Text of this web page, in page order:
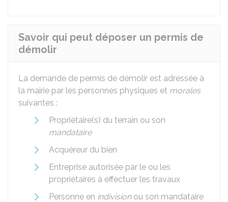
Savoir qui peut déposer un permis de
démolir
La demande de permis de démolir est adressée à
la mairie par les personnes physiques et morales
suivantes :
Propriétaire(s) du terrain ou son
mandataire
Acquéreur du bien
Entreprise autorisée par le ou les
propriétaires à effectuer les travaux
Personne en indivisionou son mandataire